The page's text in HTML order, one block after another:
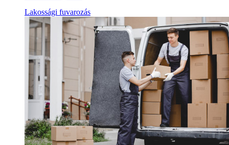
Lakossági fuvarozás